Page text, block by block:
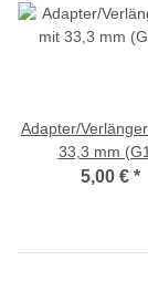
Adapter/
33,3 mm
Innengewinde-
5,00 € *